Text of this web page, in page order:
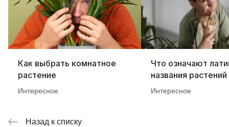
Как выбрать комнатное
растение
Интересное
Что означают
названия растений
Интересное
Назад к списку